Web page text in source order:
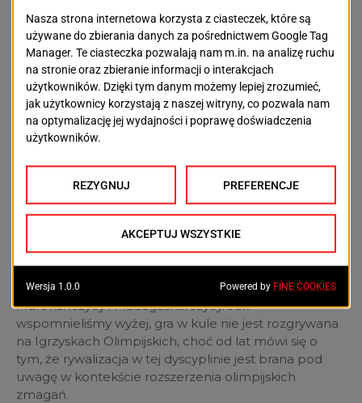
Jak przyznaje Marcin Matusiak, organizacja zawodów
że pogoda dzisiaj nie sprzyja – frekwencja nie
Błoniach i kibicować, poznając tajniki tego sportu.
W bule grywają Francuzi, Niemcy, Szwedzi, Włosi,
Szwajcarzy, Belgowie, Hiszpanie a także Kanadyjczycy,
Senegalczycy, Wietnamczycy, Tajowie, Tunezyjczycy,
Marokańczycy i Madagaskarczycy. Jak
wspomnieliśmy wyżej, gra w kule nie jest rozgrywana
na Igrzyskach Olimpijskich, choć od lat mówi się o
tym, że rywalizacja w tej dyscyplinie jest brana pod
uwagę w kontekście rozszerzenia olimpijskich
zmagań.